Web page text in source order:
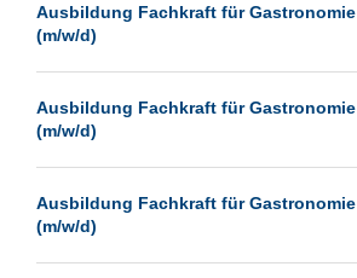
Neumünster
Passau
Pforzheim
Ausbildung Fachkraft für Gastronomie
(m/w/d)
Ausbildung Fachkraft für Gastronomie
(m/w/d)
Ausbildung Fachkraft für Gastronomie
(m/w/d)